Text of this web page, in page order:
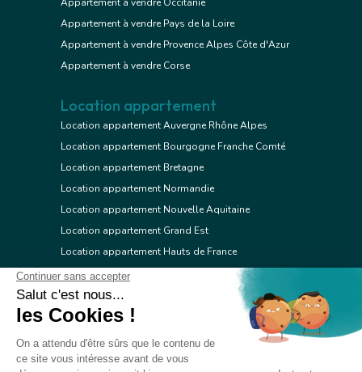
Appartement à vendre Pays de la Loire
Appartement à vendre Provence Alpes Côte d'Azur
Appartement à vendre Corse
Location appartement
Location appartement Auvergne Rhône Alpes
Location appartement Bourgogne Franche Comté
Location appartement Bretagne
Location appartement Normandie
Location appartement Nouvelle Aquitaine
Location appartement Grand Est
Location appartement Hauts de France
Location appartement Ile de France
Location appartement Centre Val de Loire
Location appartement Occitanie
Location appartement Provence Alpes Côte d'Azur